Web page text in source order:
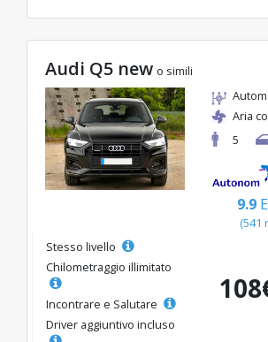
Audi Q5 new o simili
Aria
5
9.9
(541
Stesso livello
Chilometraggio illimitato
Incontrare e Salutare
Driver aggiuntivo incluso